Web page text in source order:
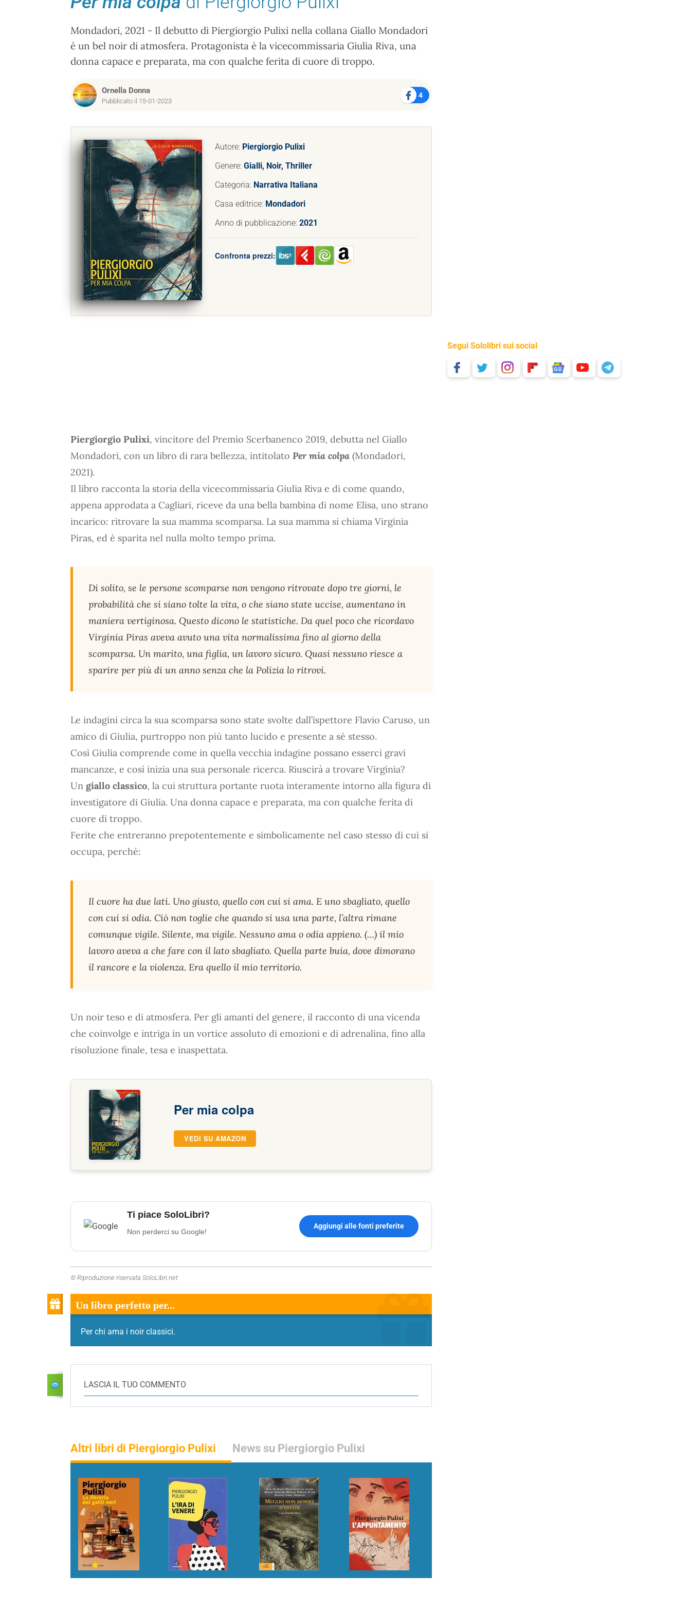
Mondadori, 2021 - Il debutto di Piergiorgio Pulixi nella collana Giallo Mondadori
è un bel noir di atmosfera. Protagonista è la vicecommissaria Giulia Riva, una
donna capace e preparata, ma con qualche ferita di cuore di troppo.
Ornella Donna
Pubblicato il 15-01-2023
4
Autore: Piergiorgio Pulixi
Genere: Gialli, Noir, Thriller
Categoria: Narrativa Italiana
Casa editrice: Mondadori
Anno di pubblicazione: 2021
Confronta prezzi:
Piergiorgio Pulixi, vincitore del Premio Scerbanenco 2019, debutta nel Giallo
Mondadori, con un libro di rara bellezza, intitolato Per mia colpa (Mondadori,
2021).
Il libro racconta la storia della vicecommissaria Giulia Riva e di come quando,
appena approdata a Cagliari, riceve da una bella bambina di nome Elisa, uno strano
incarico: ritrovare la sua mamma scomparsa. La sua mamma si chiama Virginia
Piras, ed è sparita nel nulla molto tempo prima.
Di solito, se le persone scomparse non vengono ritrovate dopo tre giorni, le
probabilità che si siano tolte la vita, o che siano state uccise, aumentano in
maniera vertiginosa. Questo dicono le statistiche. Da quel poco che ricordavo
Virginia Piras aveva avuto una vita normalissima fino al giorno della
scomparsa. Un marito, una figlia, un lavoro sicuro. Quasi nessuno riesce a
sparire per più di un anno senza che la Polizia lo ritrovi.
Le indagini circa la sua scomparsa sono state svolte dall’ispettore Flavio Caruso, un
amico di Giulia, purtroppo non più tanto lucido e presente a sé stesso.
Così Giulia comprende come in quella vecchia indagine possano esserci gravi
mancanze, e così inizia una sua personale ricerca. Riuscirà a trovare Virginia?
Un giallo classico, la cui struttura portante ruota interamente intorno alla figura di
investigatore di Giulia. Una donna capace e preparata, ma con qualche ferita di
cuore di troppo.
Ferite che entreranno prepotentemente e simbolicamente nel caso stesso di cui si
occupa, perché:
Il cuore ha due lati. Uno giusto, quello con cui si ama. E uno sbagliato, quello
con cui si odia. Ciò non toglie che quando si usa una parte, l’altra rimane
comunque vigile. Silente, ma vigile. Nessuno ama o odia appieno. (…) il mio
lavoro aveva a che fare con il lato sbagliato. Quella parte buia, dove dimorano
il rancore e la violenza. Era quello il mio territorio.
Un noir teso e di atmosfera. Per gli amanti del genere, il racconto di una vicenda
che coinvolge e intriga in un vortice assoluto di emozioni e di adrenalina, fino alla
risoluzione finale, tesa e inaspettata.
Per mia colpa
VEDI SU AMAZON
Ti piace SoloLibri?
Non perderci su Google!
Aggiungi alle fonti preferite
© Riproduzione riservata SoloLibri.net
Un libro perfetto per...
Per chi ama i noir classici.
LASCIA IL TUO COMMENTO
Altri libri di Piergiorgio Pulixi News su Piergiorgio Pulixi
Segui Sololibri sui social